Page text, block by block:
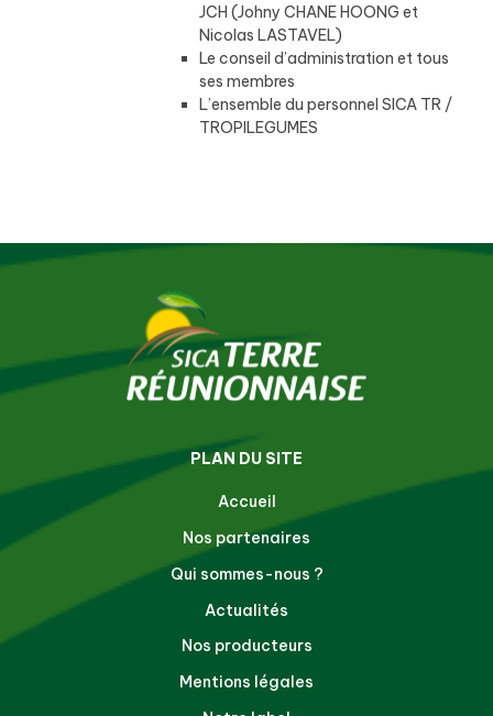
JCH (Johny CHANE HOONG et
Nicolas LASTAVEL)
Le conseil d’administration et tous
ses membres
L’ensemble du personnel SICA TR /
TROPILEGUMES
PLAN DU SITE
Accueil
Nos partenaires
Qui sommes-nous ?
Actualités
Nos producteurs
Mentions légales